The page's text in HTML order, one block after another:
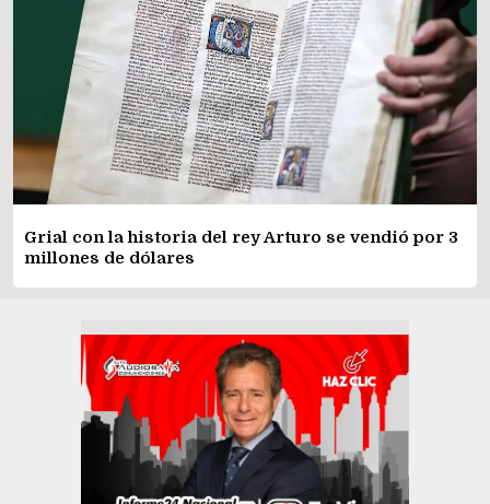
Grial con la historia del rey Arturo se vendió por 3
millones de dólares